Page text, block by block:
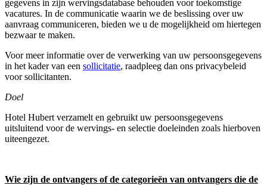
gegevens in zijn wervingsdatabase behouden voor toekomstige
vacatures. In de communicatie waarin we de beslissing over uw
aanvraag communiceren, bieden we u de mogelijkheid om hiertegen
bezwaar te maken.
Voor meer informatie over de verwerking van uw persoonsgegevens
in het kader van een sollicitatie, raadpleeg dan ons privacybeleid
voor sollicitanten.
Doel
Hotel Hubert verzamelt en gebruikt uw persoonsgegevens
uitsluitend voor de wervings- en selectie doeleinden zoals hierboven
uiteengezet.
Wie zijn de ontvangers of de categorieën van ontvangers die de